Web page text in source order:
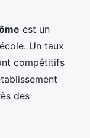
est un
Un taux
compétitifs
des